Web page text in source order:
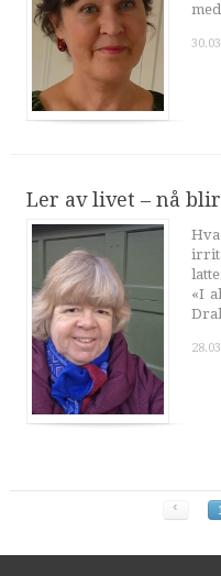
Ler av livet – nå
«I
‹ 1